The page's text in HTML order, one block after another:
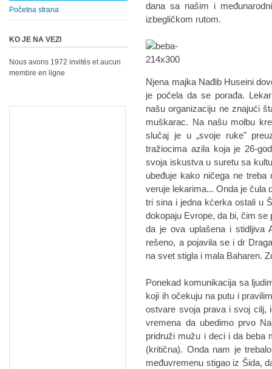
dana sa našim i
izbegličkom rutom.
Njena majka Nađib Huseini
je počela da se porađa.
našu organizaciju ne znajući
muškarac. Na našu molbu
slučaj je u „svoje ruke"
tražiocima azila koja je 26-
svoja iskustva u suretu sa
ubeđuje kako ničega ne
veruje lekarima... Onda je čula
tri sina i jedna kćerka ostali u
dokopaju Evrope, da bi, čim se
da je ova uplašena i stidljiva
rešeno, a pojavila se i dr
na svet stigla i mala Baharen.
Ponekad komunikacija sa
koji ih očekuju na putu i
ostvare svoja prava i svoj cilj,
vremena da ubedimo prvo
pridruži mužu i deci i da beba
(kritična). Onda nam je
međuvremenu stigao iz Šida,
Početna strana
KO JE NA VEZI
Nous avons 1972 invités et aucun
membre en ligne